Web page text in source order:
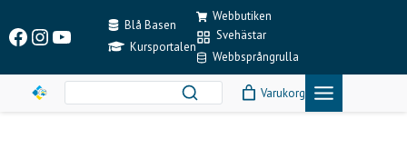
content
Facebook
Instagram
YouTubeBlå Basen
Kursportalen
Webbutiken
Svehästar
Webbsprångrulla
Varukorg